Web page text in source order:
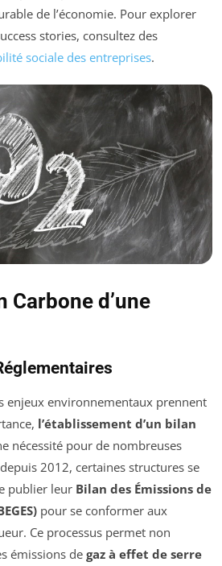
de l’économie. Pour explorer
stories, consultez des
sociale des entreprises.
Carbone d’une
enjeux environnementaux prennent
l’établissement d’un bilan
nécessité pour de nombreuses
2012, certaines structures se
publier leur Bilan des Émissions de
pour se conformer aux
Ce processus permet non
émissions de gaz à effet de serre